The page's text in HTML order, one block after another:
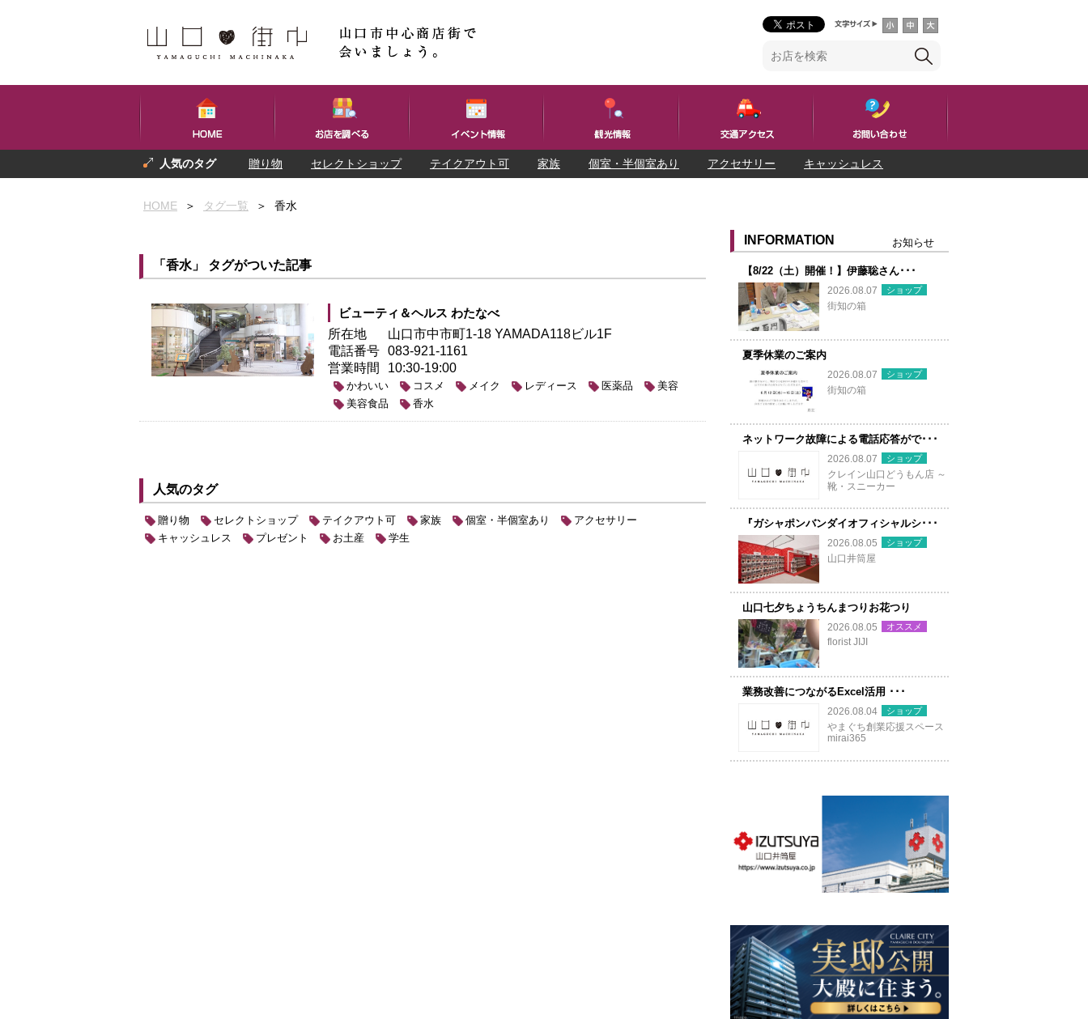
贈り物 セレクトショップ テイクアウト可 家族 個室・半個室あり アクセサリー キャッシュレス
HOME
＞ タグ一覧 ＞ 香水
INFORMATION お知らせ
【8/22（土）開催！】伊藤聡さん･･･
2026.08.07
ショップ
街知の箱
夏季休業のご案内
2026.08.07
ショップ
街知の箱
ネットワーク故障による電話応答がで･･･
2026.08.07
ショップ
クレイン山口どうもん店 ～
靴・スニーカー
『ガシャポンバンダイオフィシャルシ･･･
2026.08.05
ショップ
山口井筒屋
山口七夕ちょうちんまつりお花つり
2026.08.05
オススメ
florist JIJI
業務改善につながるExcel活用 ･･･
2026.08.04
ショップ
やまぐち創業応援スペース
mirai365
「香水」 タグがついた記事
ビューティ＆ヘルス わたなべ
所在地
山口市中市町1-18 YAMADA118ビル1F
電話番号 083-921-1161
営業時間
10:30-19:00
かわいい コスメ メイク レディース 医薬品
美容
美容食品
香水
人気のタグ
贈り物 セレクトショップ テイクアウト可 家族 個室・半個室あり
アクセサリー
キャッシュレス
プレゼント お土産 学生